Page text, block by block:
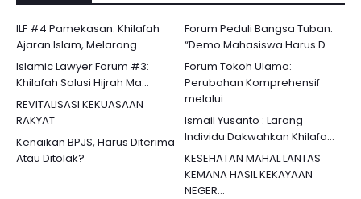
ILF #4 Pamekasan: Khilafah
Ajaran Islam, Melarang ...
Forum Peduli Bangsa Tuban:
“Demo Mahasiswa Harus D...
Islamic Lawyer Forum #3:
Khilafah Solusi Hijrah Ma...
Forum Tokoh Ulama:
Perubahan Komprehensif
melalui ...
REVITALISASI KEKUASAAN
RAKYAT
Ismail Yusanto : Larang
Individu Dakwahkan Khilafa...
Kenaikan BPJS, Harus Diterima
Atau Ditolak?
KESEHATAN MAHAL LANTAS
KEMANA HASIL KEKAYAAN
NEGER...